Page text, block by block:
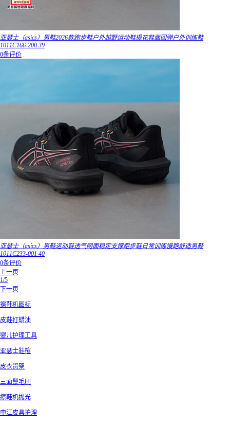
亚瑟士（asics）男鞋2026款跑步鞋户外越野运动鞋提花鞋面回弹户外训练鞋
1011C166-200 39
0条评价
亚瑟士（asics）男鞋运动鞋透气网面稳定支撑跑步鞋日常训练慢跑舒适男鞋
1011C233-001 40
0条评价
上一页
1/5
下一页
擦鞋机图标
皮鞋打蜡油
婴儿护理工具
亚瑟士鞋楦
皮衣货架
三面鬃毛刷
擦鞋机抛光
申江皮具护理